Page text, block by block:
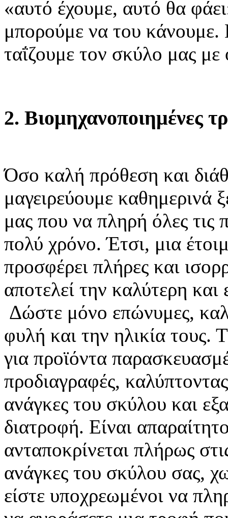
«αυτό έχουμε, αυτό θα
μπορούμε να του κάνουμε.
ταΐζουμε τον σκύλο μας με
2. Βιομηχανοποιημένες
Όσο καλή πρόθεση και
μαγειρεύουμε καθημερινά
μας που να πληρή όλες τις
πολύ χρόνο. Έτσι, μια
προσφέρει πλήρες και
αποτελεί την καλύτερη
Δώστε μόνο επώνυμες,
φυλή και την ηλικία τους.
για προϊόντα
προδιαγραφές,
ανάγκες του σκύλου και
διατροφή. Είναι
ανταποκρίνεται πλήρως
ανάγκες του σκύλου σας,
είστε υποχρεωμένοι να